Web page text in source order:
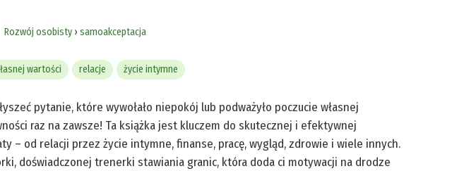
Rozwój osobisty› samoakceptacja
wartości relacje życie intymne
pytanie, które wywołało niepokój lub podważyło poczucie własnej
raz na zawsze! Ta książka jest kluczem do skutecznej i efektywnej
– od relacji przez życie intymne, finanse, pracę, wygląd, zdrowie i wiele innych.
doświadczonej trenerki stawiania granic, która doda ci motywacji na drodze